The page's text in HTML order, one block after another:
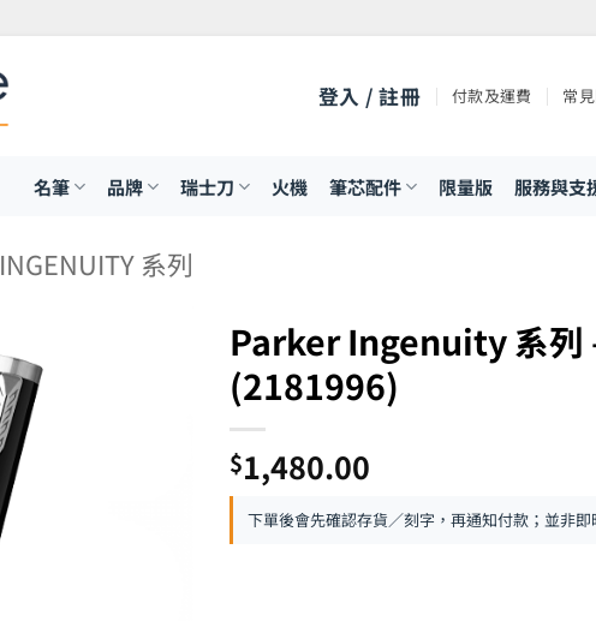
登入 / 註冊 付款及運費 常
名筆 品牌 瑞士刀 火機 筆芯配件 限量版 服務與支
INGENUITY 系列
Parker Ingenuity 系列
(2181996)
$1,480.00
下單後會先確認存貨／刻字，再通知付款；並非即